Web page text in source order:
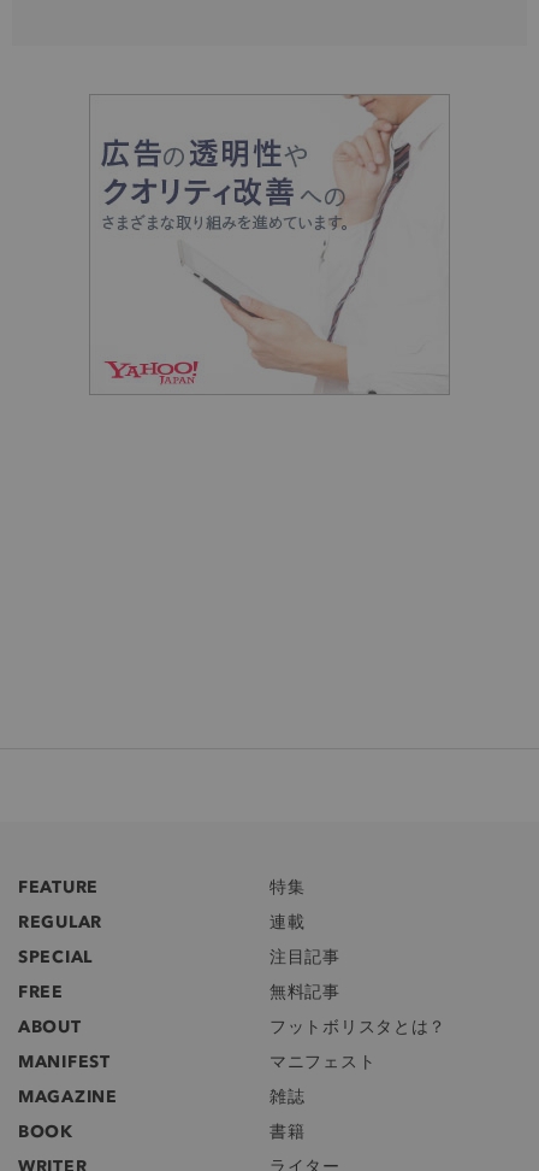
FEATURE
特集
REGULAR
連載
SPECIAL
注目記事
FREE
無料記事
ABOUT
フットボリスタとは？
MANIFEST
マニフェスト
MAGAZINE
雑誌
BOOK
書籍
WRITER
ライター